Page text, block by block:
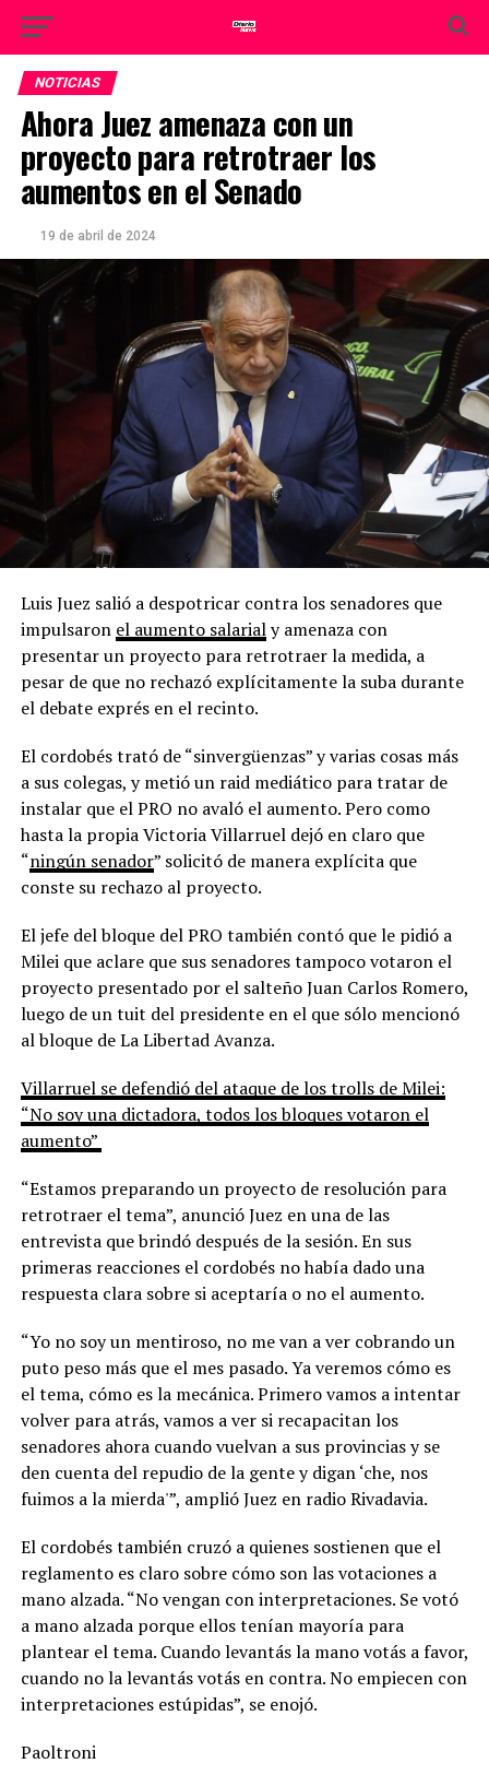
NOTICIAS
Ahora Juez amenaza con un
proyecto para retrotraer los
aumentos en el Senado
19 de abril de 2024
Luis Juez salió a despotricar contra los senadores que
impulsaron el aumento salarialy amenaza con
presentar un proyecto para retrotraer la medida, a
pesar de que no rechazó explícitamente la suba durante
el debate exprés en el recinto.
El cordobés trató de “sinvergüenzas” y varias cosas más
a sus colegas, y metió un raid mediático para tratar de
instalar que el PRO no avaló el aumento. Pero como
hasta la propia Victoria Villarruel dejó en claro que
“ningún senador” solicitó de manera explícita que
conste su rechazo al proyecto.
El jefe del bloque del PRO también contó que le pidió a
Milei que aclare que sus senadores tampoco votaron el
proyecto presentado por el salteño Juan Carlos Romero,
luego de un tuit del presidente en el que sólo mencionó
al bloque de La Libertad Avanza.
Villarruel se defendió del ataque de los trolls de Milei:
“No soy una dictadora, todos los bloques votaron el
aumento”
“Estamos preparando un proyecto de resolución para
retrotraer el tema”, anunció Juez en una de las
entrevista que brindó después de la sesión. En sus
primeras reacciones el cordobés no había dado una
respuesta clara sobre si aceptaría o no el aumento.
“Yo no soy un mentiroso, no me van a ver cobrando un
puto peso más que el mes pasado. Ya veremos cómo es
el tema, cómo es la mecánica. Primero vamos a intentar
volver para atrás, vamos a ver si recapacitan los
senadores ahora cuando vuelvan a sus provincias y se
den cuenta del repudio de la gente y digan ‘che, nos
fuimos a la mierda'”, amplió Juez en radio Rivadavia.
El cordobés también cruzó a quienes sostienen que el
reglamento es claro sobre cómo son las votaciones a
mano alzada. “No vengan con interpretaciones. Se votó
a mano alzada porque ellos tenían mayoría para
plantear el tema. Cuando levantás la mano votás a favor,
cuando no la levantás votás en contra. No empiecen con
interpretaciones estúpidas”, se enojó.
Paoltroni